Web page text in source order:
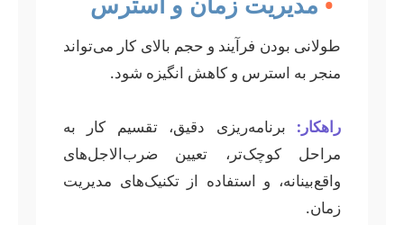
طولانی بودن فرآیند و حجم بالای کار می‌تواند
منجر به استرس و کاهش انگیزه شود.
راهکار: برنامه‌ریزی دقیق، تقسیم کار به
مراحل کوچک‌تر، تعیین ضرب‌الاجل‌های
واقع‌بینانه، و استفاده از تکنیک‌های مدیریت
زمان.